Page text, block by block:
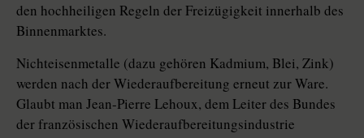
den hochheiligen Regeln der Freizügigkeit innerhalb des
Binnenmarktes.
Nichteisenmetalle (dazu gehören Kadmium, Blei, Zink)
werden nach der Wiederaufbereitung erneut zur Ware.
Glaubt man Jean-Pierre Lehoux, dem Leiter des Bundes
der französischen Wiederaufbereitungsindustrie